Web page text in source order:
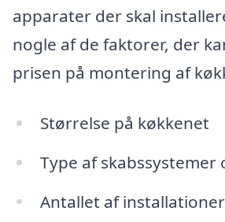
apparater der skal
nogle af de faktorer, der
prisen på montering af
Størrelse på køkkenet
Type af
Antallet af